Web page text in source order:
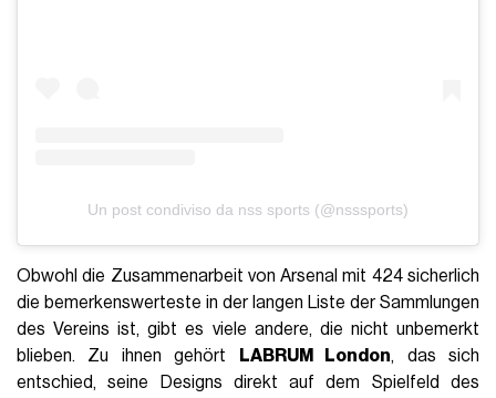
Un post condiviso da nss sports (@nsssports)
Obwohl die Zusammenarbeit von Arsenal mit 424 sicherlich
die bemerkenswerteste in der langen Liste der Sammlungen
des Vereins ist, gibt es viele andere, die nicht unbemerkt
blieben. Zu ihnen gehört
LABRUM London, das sich
entschied, seine Designs direkt auf dem Spielfeld des